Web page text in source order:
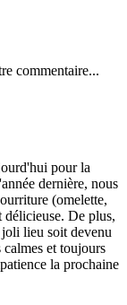
commentaire...
pour la
dernière, nous
(omelette,
délicieuse. De plus,
lieu soit devenu
calmes et toujours
la prochaine